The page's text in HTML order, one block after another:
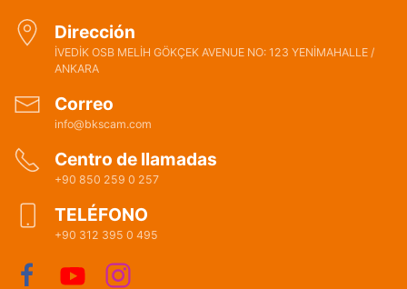
Dirección
İVEDİK OSB MELİH GÖKÇEK AVENUE NO: 123 YENİMAHALLE /
ANKARA
Correo
info@bkscam.com
Centro de llamadas
+90 850 259 0 257
TELÉFONO
+90 312 395 0 495